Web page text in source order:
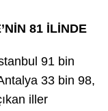
81 İLİNDE
91 bin
33 bin 98,
iller